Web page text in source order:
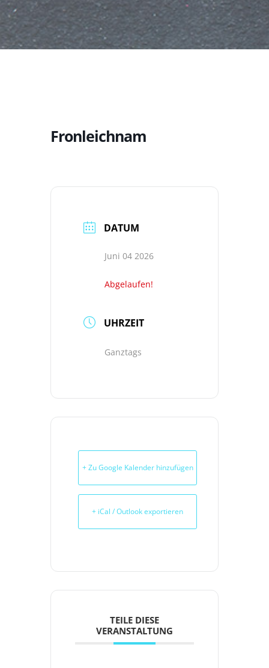
Fronleichnam
DATUM
Juni 04 2026
Abgelaufen!
UHRZEIT
Ganztags
+ Zu Google Kalender hinzufügen
+ iCal / Outlook exportieren
TEILE DIESE
VERANSTALTUNG